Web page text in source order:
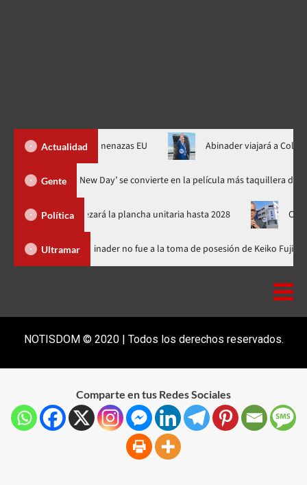
Actualidad
fin de amenazas EU Abinader viajará a Colombia a toma
Gente‘Spider-Man: Brand New Day’ se convierte en la película más
Política
encabezará la plancha unitaria hasta 2028 Carlos Gabriel
Ultramar
Dominicana Luis Abinader no fue a la toma de posesión de
NOTISDOM © 2020 | Todos los derechos reservados.
Comparte en tus Redes Sociales